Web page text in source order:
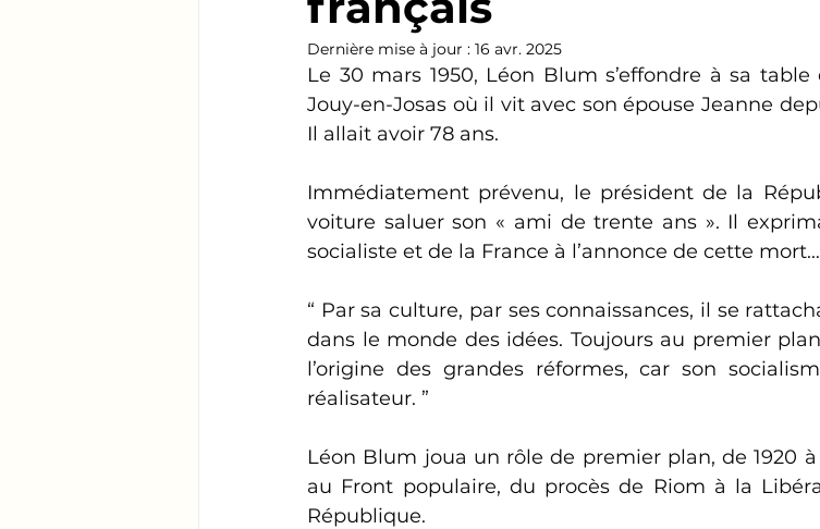
Dernière mise à jour : 16 avr. 2025
Le 30 mars 1950, Léon Blum s’effondre à sa
Jouy-en-Josas où il vit avec son épouse Jeanne
Il allait avoir 78 ans.
Immédiatement prévenu, le président de la
voiture saluer son « ami de trente ans ». Il
socialiste et de la France à l’annonce de cette
“ Par sa culture, par ses connaissances, il se
dans le monde des idées. Toujours au premier
l’origine des grandes réformes, car son
réalisateur. ”
Léon Blum joua un rôle de premier plan, de 1920
au Front populaire, du procès de Riom à la
République.